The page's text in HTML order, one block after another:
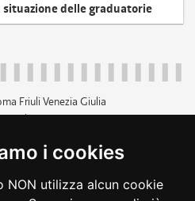
i cookies
NON utilizza alcun cookie
delle graduatorie
Friuli Venezia Giulia
p.iva 00526040324
3771111